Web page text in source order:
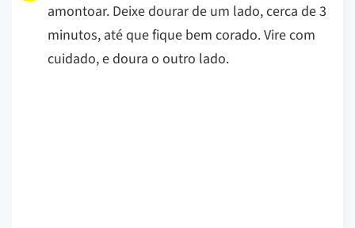
amontoar. Deixe dourar de um lado, cerca de 3
minutos, até que fique bem corado. Vire com
cuidado, e doura o outro lado.